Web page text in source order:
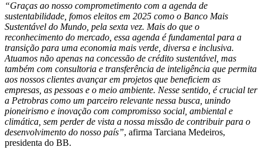
“Graças ao nosso comprometimento com a agenda de
sustentabilidade, fomos eleitos em 2025 como o Banco Mais
Sustentável do Mundo, pela sexta vez. Mais do que o
reconhecimento do mercado, essa agenda é fundamental para a
transição para uma economia mais verde, diversa e inclusiva.
Atuamos não apenas na concessão de crédito sustentável, mas
também com consultoria e transferência de inteligência que permita
aos nossos clientes avançar em projetos que beneficiem as
empresas, as pessoas e o meio ambiente. Nesse sentido, é crucial ter
a Petrobras como um parceiro relevante nessa busca, unindo
pioneirismo e inovação com compromisso social, ambiental e
climática, sem perder de vista a nossa missão de contribuir para o
desenvolvimento do nosso país”, afirma Tarciana Medeiros,
presidenta do BB.